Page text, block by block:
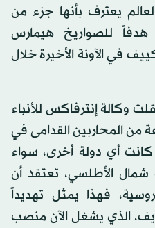
يعترف بأنها جزء من
هدفاً للصواريخ هيمارس
في الآونة الأخيرة خلال
وكالة إنترفاكس للأنباء
المحاربين القدامى في
كانت أي دولة أخرى، سواء
شمال الأطلسي، تعتقد أن
فهذا يمثل تهديداً
الذي يشغل الآن منصب